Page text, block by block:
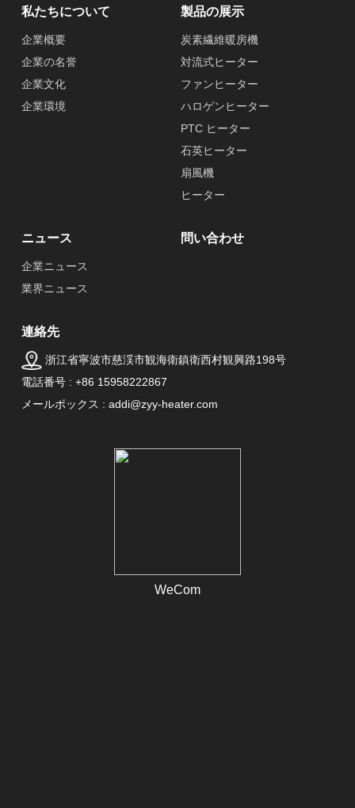
私たちについて
企業概要
企業の名誉
企業文化
企業環境
製品の展示
炭素繊維暖房機
対流式ヒーター
ファンヒーター
ハロゲンヒーター
PTC ヒーター
石英ヒーター
扇風機
ヒーター
ニュース
企業ニュース
業界ニュース
問い合わせ
連絡先
浙江省寧波市慈渓市観海衛鎮衛西村観興路198号
電話番号 : +86 15958222867
メールボックス : addi@zyy-heater.com
WeCom